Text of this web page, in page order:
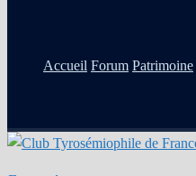
Accueil Forum Patrimoine